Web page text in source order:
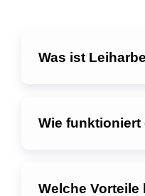
Was ist
Wie funktioniert
Welche Vorteile